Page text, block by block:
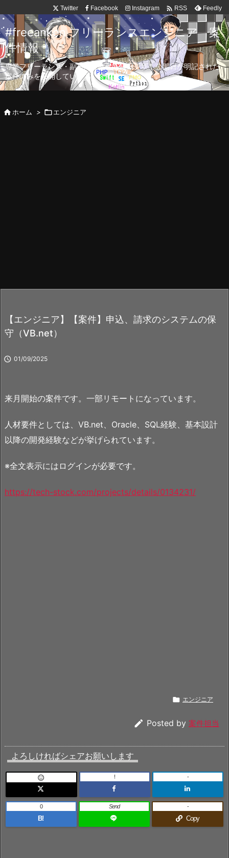
Twitter Facebook Instagram  RSS Feedly
#freeanken フリーランスエンジニア 案
件情報
専業フリーランス・副業向け案件を毎日更新！公開日が明記された
案件のみを公開しています。
ホーム > エンジニア
【エンジニア】【案件】申込、請求のシステムの保
守（VB.net）
 01/09/2025
来月開始の案件です。一部リモートになっています。
人材要件としては、VB.net、Oracle、SQL経験、基本設計
以降の開発経験などが挙げられています。
※全文表示にはログインが必要です。
https://tech-stock.com/projects/details/0134231/
 エンジニア
 Posted by 案件担当
よろしければシェアお願いします
 ! -
B!
0 Send
Copy
-